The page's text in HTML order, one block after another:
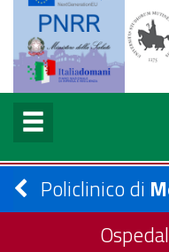
Policlinico di